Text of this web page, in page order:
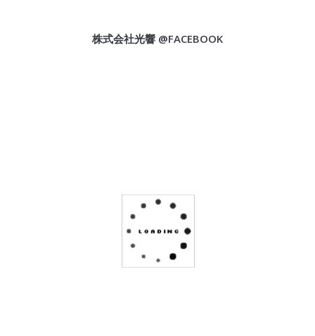
株式会社光響 @FACEBOOK